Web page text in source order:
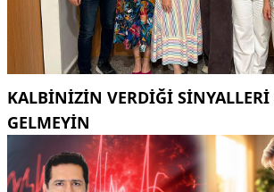
KALBINIZIN VERDIĞI SINYALLERI
GELMEYIN